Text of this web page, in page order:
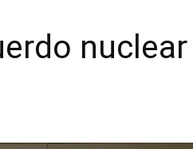
nuclear